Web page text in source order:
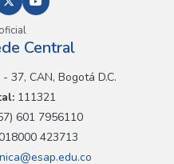
Central
37, CAN, Bogotá D.C.
111321
601 7956110
423713